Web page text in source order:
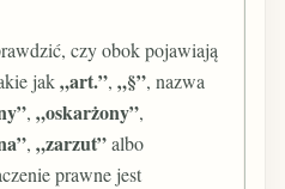
czy obok pojawiają
jak„art.”,„§”, nazwa
,„oskarżony”,
,„zarzut”albo
prawne jest